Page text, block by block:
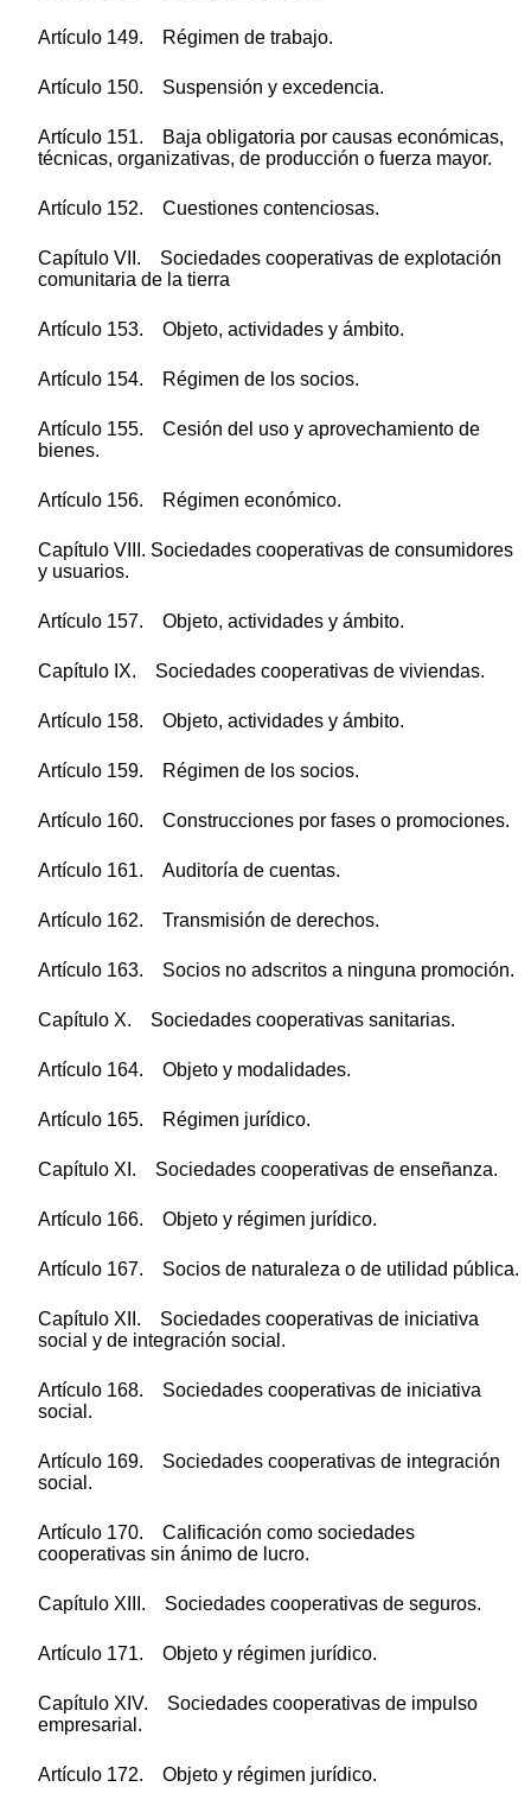
Artículo 149. Régimen de trabajo.
Artículo 150. Suspensión y excedencia.
Artículo 151. Baja obligatoria por causas económicas,
técnicas, organizativas, de producción o fuerza mayor.
Artículo 152. Cuestiones contenciosas.
Capítulo VII. Sociedades cooperativas de explotación
comunitaria de la tierra
Artículo 153. Objeto, actividades y ámbito.
Artículo 154. Régimen de los socios.
Artículo 155. Cesión del uso y aprovechamiento de
bienes.
Artículo 156. Régimen económico.
Capítulo VIII. Sociedades cooperativas de consumidores
y usuarios.
Artículo 157. Objeto, actividades y ámbito.
Capítulo IX. Sociedades cooperativas de viviendas.
Artículo 158. Objeto, actividades y ámbito.
Artículo 159. Régimen de los socios.
Artículo 160. Construcciones por fases o promociones.
Artículo 161. Auditoría de cuentas.
Artículo 162. Transmisión de derechos.
Artículo 163. Socios no adscritos a ninguna promoción.
Capítulo X. Sociedades cooperativas sanitarias.
Artículo 164. Objeto y modalidades.
Artículo 165. Régimen jurídico.
Capítulo XI. Sociedades cooperativas de enseñanza.
Artículo 166. Objeto y régimen jurídico.
Artículo 167. Socios de naturaleza o de utilidad pública.
Capítulo XII. Sociedades cooperativas de iniciativa
social y de integración social.
Artículo 168. Sociedades cooperativas de iniciativa
social.
Artículo 169. Sociedades cooperativas de integración
social.
Artículo 170. Calificación como sociedades
cooperativas sin ánimo de lucro.
Capítulo XIII. Sociedades cooperativas de seguros.
Artículo 171. Objeto y régimen jurídico.
Capítulo XIV. Sociedades cooperativas de impulso
empresarial.
Artículo 172. Objeto y régimen jurídico.